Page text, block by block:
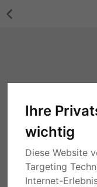
Ihre
wichtig
Diese Website
Targeting
Internet-